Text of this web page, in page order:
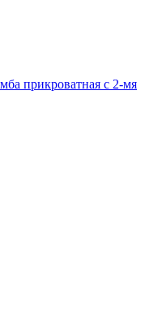
прикроватная с 2-мя